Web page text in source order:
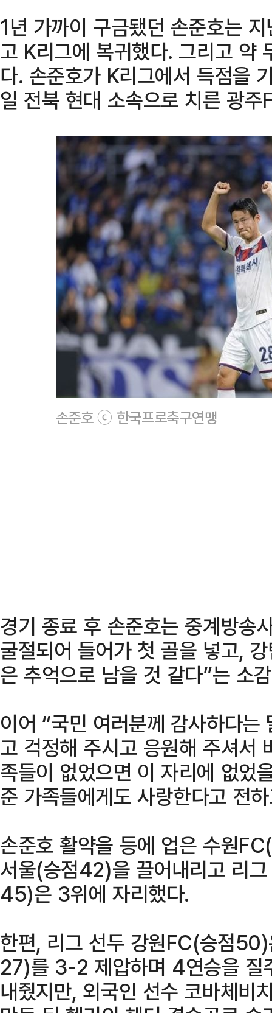
1년 가까이 구금됐던 손준호는
고 K리그에 복귀했다. 그리고 약
다. 손준호가 K리그에서 득점을
일 전북 현대 소속으로 치른 광
손준호 ⓒ 한국프로축구연맹
경기 종료 후 손준호는 중계방송
굴절되어 들어가 첫 골을 넣고,
은 추억으로 남을 것 같다”는 소
이어 “국민 여러분께 감사하다
고 걱정해 주시고 응원해 주셔서
족들이 없었으면 이 자리에 없었
준 가족들에게도 사랑한다고 전
손준호 활약을 등에 업은 수원
서울(승점42)을 끌어내리고 리
45)은 3위에 자리했다.
한편, 리그 선두 강원FC(승점
27)를 3-2 제압하며 4연승을 질
내줬지만, 외국인 선수 코바체비